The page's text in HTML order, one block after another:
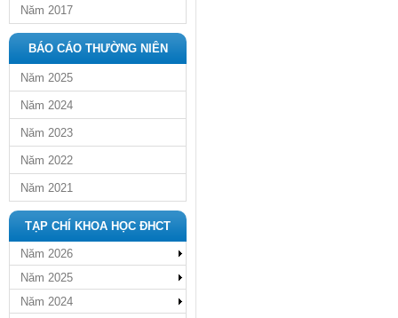
Năm 2017
BÁO CÁO THƯỜNG NIÊN
Năm 2025
Năm 2024
Năm 2023
Năm 2022
Năm 2021
TẠP CHÍ KHOA HỌC ĐHCT
Năm 2026
Năm 2025
Năm 2024